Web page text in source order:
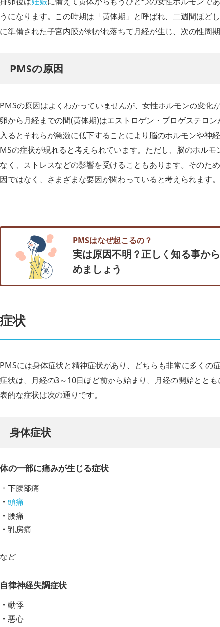
うになります。この時期は「黄体期」と呼ばれ、二週間ほど
に準備された子宮内膜が剥がれ落ちて月経が生じ、次の性周
PMSの原因
PMSの原因はよくわかっていませんが、女性ホルモンの変化
卵から月経までの間(黄体期)はエストロゲン・プロゲステロ
入るとそれらが急激に低下することにより脳のホルモンや神
MSの症状が現れると考えられています。ただし、脳のホル
なく、ストレスなどの影響を受けることもあります。そのた
因ではなく、さまざまな要因が関わっていると考えられます。
PMSはなぜ起こるの？
実は原因不明？正しく知る事か
めましょう
症状
PMSには身体症状と精神症状があり、どちらも非常に多くの
症状は、月経の3～10日ほど前から始まり、月経の開始とと
表的な症状は次の通りです。
身体症状
体の一部に痛みが生じる症状
下腹部痛
頭痛
腰痛
乳房痛
など
自律神経失調症状
動悸
悪心